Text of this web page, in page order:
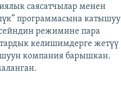
саясатчылар менен
программасына катышуу
режимине пара
келишимдерге жетүү
компания барышкан.